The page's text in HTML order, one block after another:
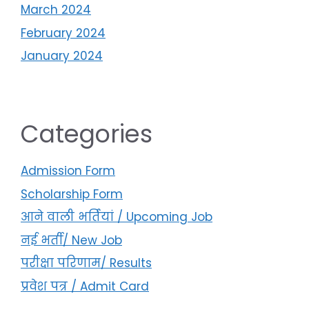
March 2024
February 2024
January 2024
Categories
Admission Form
Scholarship Form
आने वाली भर्तियां / Upcoming Job
नई भर्ती/ New Job
परीक्षा परिणाम/ Results
प्रवेश पत्र / Admit Card